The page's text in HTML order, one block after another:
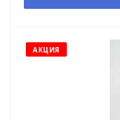
АКЦИЯ